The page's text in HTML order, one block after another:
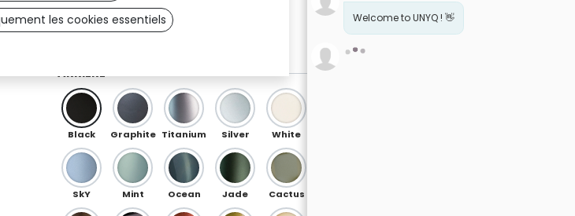
ARRIÈRE
Black Graphite Titanium Silver White
SkY Mint Ocean Jade Cactus
les cookies essentiels
Welcome to UNYQ ! 👋